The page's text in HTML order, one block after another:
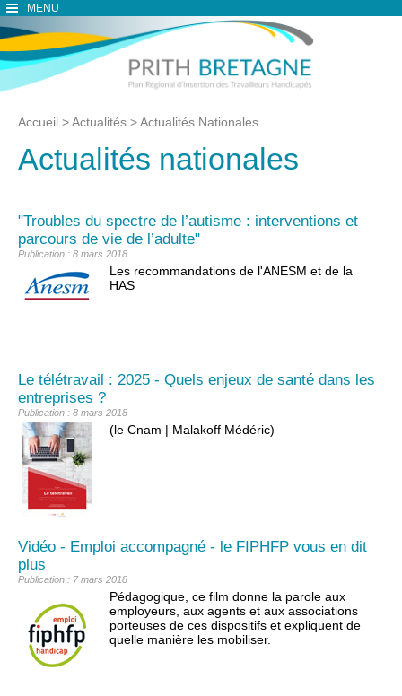
MENU
Accueil >Actualités >Actualités Nationales
Actualités nationales
"Troubles du spectre de l’autisme : interventions et
parcours de vie de l’adulte"
Publication : 8 mars 2018
Les recommandations de l'ANESM et de la
HAS
Le télétravail : 2025 - Quels enjeux de santé dans les
entreprises ?
Publication : 8 mars 2018
(le Cnam | Malakoff Médéric)
Vidéo - Emploi accompagné - le FIPHFP vous en dit
plus
Publication : 7 mars 2018
Pédagogique, ce film donne la parole aux
employeurs, aux agents et aux associations
porteuses de ces dispositifs et expliquent de
quelle manière les mobiliser.